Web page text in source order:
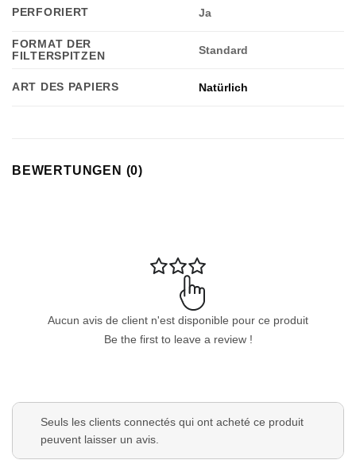
PERFORIERT Ja
FORMAT DER
FILTERSPITZEN
Standard
ART DES PAPIERS Natürlich
BEWERTUNGEN (0)
Aucun avis de client n'est disponible pour ce produit
Be the first to leave a review !
Seuls les clients connectés qui ont acheté ce produit
peuvent laisser un avis.